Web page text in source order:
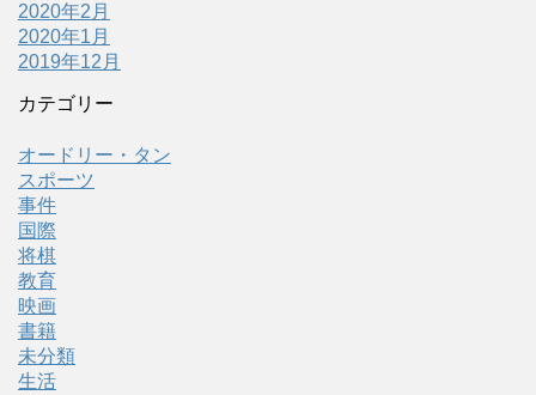
2020年2月
2020年1月
2019年12月
カテゴリー
オードリー・タン
スポーツ
事件
国際
将棋
教育
映画
書籍
未分類
生活